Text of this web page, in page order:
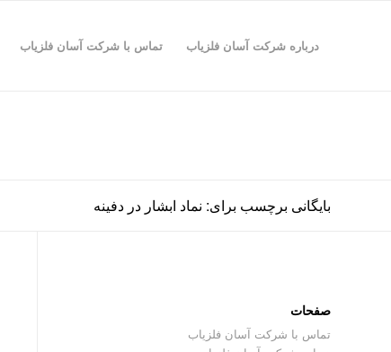
درباره شرکت آسان فلزیاب تماس با شرکت آسان فلزیاب
بایگانی برچسب برای: نماد ابشار در دفینه
صفحات
تماس با شرکت آسان فلزیاب